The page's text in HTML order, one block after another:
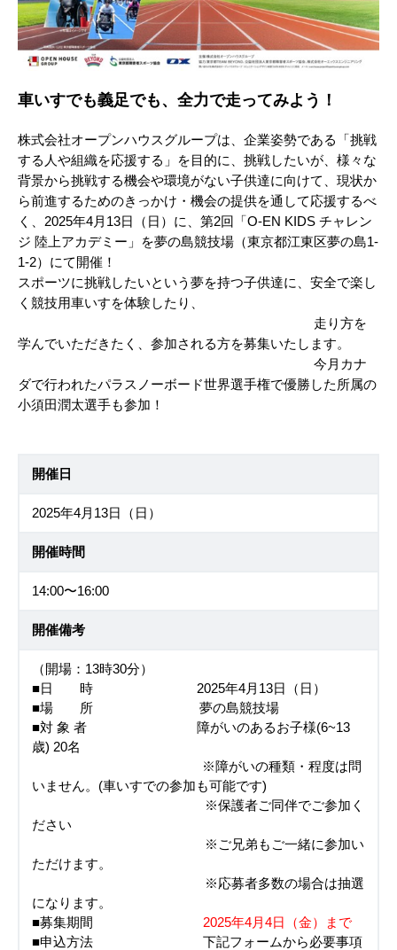
車いすでも義足でも、全力で走ってみよう！
株式会社オープンハウスグループは、企業姿勢である「挑戦
する人や組織を応援する」を目的に、挑戦したいが、様々な
背景から挑戦する機会や環境がない子供達に向けて、現状か
ら前進するためのきっかけ・機会の提供を通して応援するべ
く、2025年4月13日（日）に、第2回「O-EN KIDS チャレン
ジ 陸上アカデミー」を夢の島競技場（東京都江東区夢の島1-
1-2）にて開催！
スポーツに挑戦したいという夢を持つ子供達に、安全で楽し
く競技用車いすを体験したり、
走り方を
学んでいただきたく、参加される方を募集いたします。
今月カナ
ダで行われたパラスノーボード世界選手権で優勝した所属の
小須田潤太選手も参加！
開催日
2025年4月13日（日）
開催時間
14:00〜16:00
開催備考
（開場：13時30分）
■日 時 2025年4月13日（日）
■場 所 夢の島競技場
■対 象 者 障がいのあるお子様(6~13
歳) 20名
※障がいの種類・程度は問
いません。(車いすでの参加も可能です)
※保護者ご同伴でご参加く
ださい
※ご兄弟もご一緒に参加い
ただけます。
※応募者多数の場合は抽選
になります。
■募集期間 2025年4月4日（金）まで
■申込方法 下記フォームから必要事項